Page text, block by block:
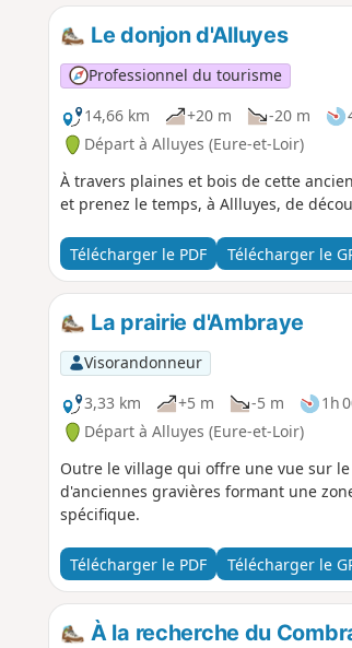
Le donjon d'Alluyes
Professionnel du tourisme
14,66 km
+20 m -20 m
Départ à Alluyes (Eure-et-Loir)
À travers plaines et bois de cette
et prenez le temps, à Allluyes, de
Télécharger le PDF Télécharger le
La prairie d'Ambraye
Visorandonneur
3,33 km
+5 m -5 m 1h
Départ à Alluyes (Eure-et-Loir)
Outre le village qui offre une vue sur
d'anciennes gravières formant une
spécifique.
Télécharger le PDF Télécharger le
À la recherche du